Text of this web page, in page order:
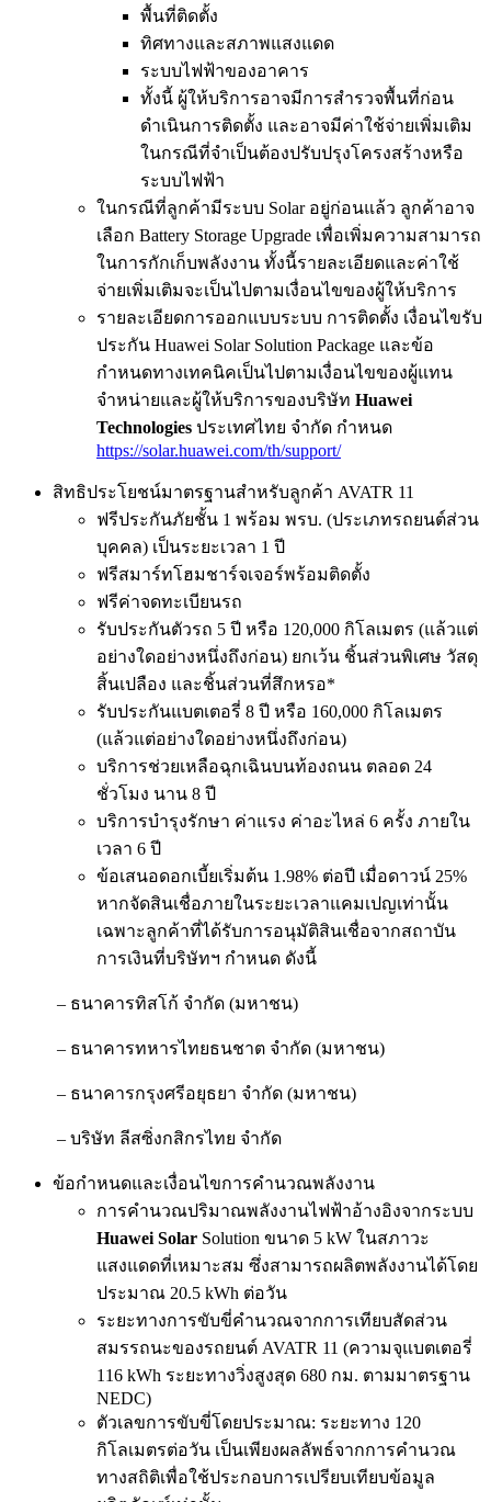
พื้นที่ติดตั้ง
ทิศทางและสภาพแสงแดด
ระบบไฟฟ้าของอาคาร
ทั้งนี้ ผู้ให้บริการอาจมีการสำรวจพื้นที่ก่อน
ดำเนินการติดตั้ง และอาจมีค่าใช้จ่ายเพิ่มเติม
ในกรณีที่จำเป็นต้องปรับปรุงโครงสร้างหรือ
ระบบไฟฟ้า
ในกรณีที่ลูกค้ามีระบบ Solar อยู่ก่อนแล้ว ลูกค้าอาจ
เลือก Battery Storage Upgrade เพื่อเพิ่มความสามารถ
ในการกักเก็บพลังงาน ทั้งนี้รายละเอียดและค่าใช้
จ่ายเพิ่มเติมจะเป็นไปตามเงื่อนไขของผู้ให้บริการ
รายละเอียดการออกแบบระบบ การติดตั้ง เงื่อนไขรับ
ประกัน Huawei Solar Solution Package และข้อ
กำหนดทางเทคนิคเป็นไปตามเงื่อนไขของผู้แทน
จำหน่ายและผู้ให้บริการของบริษัท Huawei
Technologies ประเทศไทย จำกัด กำหนด
https://solar.huawei.com/th/support/
สิทธิประโยชน์มาตรฐานสำหรับลูกค้า AVATR 11
ฟรีประกันภัยชั้น 1 พร้อม พรบ. (ประเภทรถยนต์ส่วน
บุคคล) เป็นระยะเวลา 1 ปี
ฟรีสมาร์ทโฮมชาร์จเจอร์พร้อมติดตั้ง
ฟรีค่าจดทะเบียนรถ
รับประกันตัวรถ 5 ปี หรือ 120,000 กิโลเมตร (แล้วแต่
อย่างใดอย่างหนึ่งถึงก่อน) ยกเว้น ชิ้นส่วนพิเศษ วัสดุ
สิ้นเปลือง และชิ้นส่วนที่สึกหรอ*
รับประกันแบตเตอรี่ 8 ปี หรือ 160,000 กิโลเมตร
(แล้วแต่อย่างใดอย่างหนึ่งถึงก่อน)
บริการช่วยเหลือฉุกเฉินบนท้องถนน ตลอด 24
ชั่วโมง นาน 8 ปี
บริการบำรุงรักษา ค่าแรง ค่าอะไหล่ 6 ครั้ง ภายใน
เวลา 6 ปี
ข้อเสนอดอกเบี้ยเริ่มต้น 1.98% ต่อปี เมื่อดาวน์ 25%
หากจัดสินเชื่อภายในระยะเวลาแคมเปญเท่านั้น
เฉพาะลูกค้าที่ได้รับการอนุมัติสินเชื่อจากสถาบัน
การเงินที่บริษัทฯ กำหนด ดังนี้
– ธนาคารทิสโก้ จํากัด (มหาชน)
– ธนาคารทหารไทยธนชาต จำกัด (มหาชน)
– ธนาคารกรุงศรีอยุธยา จำกัด (มหาชน)
– บริษัท ลีสซิ่งกสิกรไทย จำกัด
ข้อกำหนดและเงื่อนไขการคำนวณพลังงาน
การคำนวณปริมาณพลังงานไฟฟ้าอ้างอิงจากระบบ
Huawei Solar Solution ขนาด 5 kW ในสภาวะ
แสงแดดที่เหมาะสม ซึ่งสามารถผลิตพลังงานได้โดย
ประมาณ 20.5 kWh ต่อวัน
ระยะทางการขับขี่คำนวณจากการเทียบสัดส่วน
สมรรถนะของรถยนต์ AVATR 11 (ความจุแบตเตอรี่
116 kWh ระยะทางวิ่งสูงสุด 680 กม. ตามมาตรฐาน
NEDC)
ตัวเลขการขับขี่โดยประมาณ: ระยะทาง 120
กิโลเมตรต่อวัน เป็นเพียงผลลัพธ์จากการคำนวณ
ทางสถิติเพื่อใช้ประกอบการเปรียบเทียบข้อมูล